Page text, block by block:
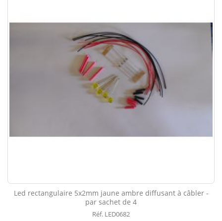
Led rectangulaire 5x2mm jaune ambre diffusant à câbler -
par sachet de 4
Réf. LED0682